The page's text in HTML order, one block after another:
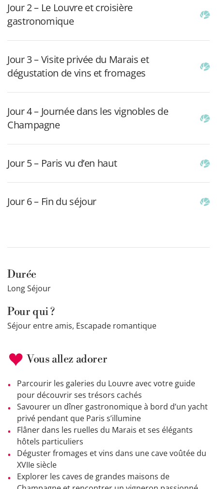
Jour 2 – Le Louvre et croisière
gastronomique
Jour 3 – Visite privée du Marais et
dégustation de vins et fromages
Jour 4 – Journée dans les vignobles de
Champagne
Jour 5 – Paris vu d’en haut
Jour 6 – Fin du séjour
Durée
Long Séjour
Pour qui ?
Séjour entre amis, Escapade romantique
Vous allez adorer
Parcourir les galeries du Louvre avec votre guide
pour découvrir ses trésors cachés
Savourer un dîner gastronomique à bord d’un yacht
privé pendant que Paris s’illumine
Flâner dans les ruelles du Marais et ses élégants
hôtels particuliers
Déguster fromages et vins dans une cave voûtée du
XVIIe siècle
Explorer les caves de grandes maisons de